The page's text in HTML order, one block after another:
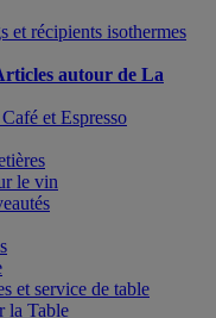
et récipients isothermes
autour de La
et Espresso
le vin
et service de table
la Table